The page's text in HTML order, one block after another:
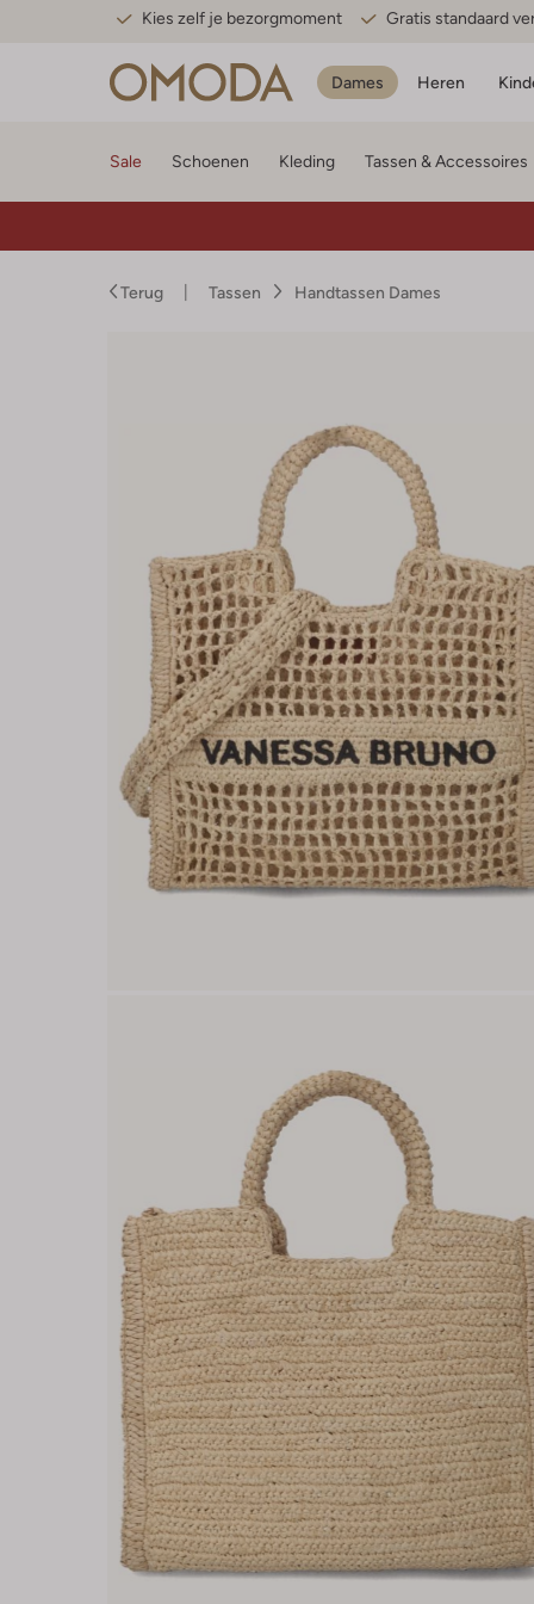
Kies zelf je bezorgmoment Gratis standaard
Dames Heren
Sale Schoenen Kleding Tassen & Accessoires
Terug Tassen Handtassen Dames